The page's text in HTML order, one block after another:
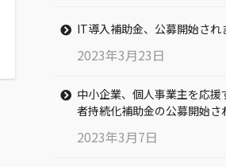
IT導入補助金、公募開始され
2023年3月23日
中小企業、個人事業主を応援
者持続化補助金の公募開始さ
2023年3月7日